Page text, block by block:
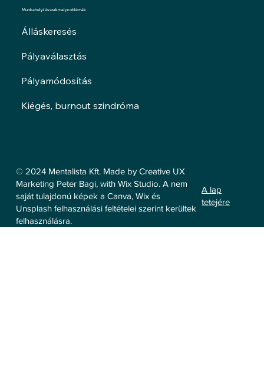
© 2024 Mentalista Kft. Made by Creative UX
Marketing Peter Bagi, with Wix Studio. A nem
saját tulajdonú képek a Canva, Wix és
Unsplash felhasználási feltételei szerint kerültek
felhasználásra.
A lap
tetejére
Munkahelyi és szakmai problémák
Álláskeresés
Pályaválasztás
Pályamódosítás
Kiégés, burnout szindróma